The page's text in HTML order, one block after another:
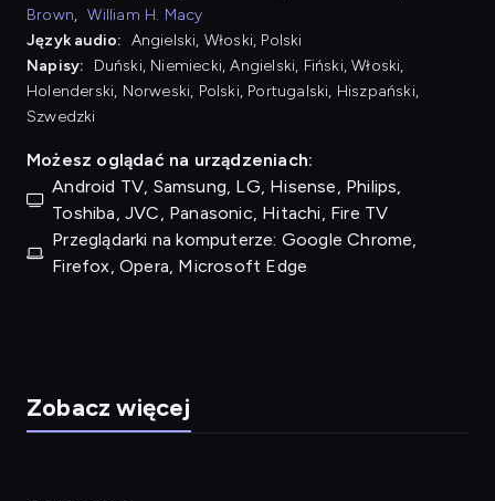
Brown, William H. Macy
Język audio: Angielski, Włoski, Polski
Napisy:
Duński, Niemiecki, Angielski, Fiński, Włoski,
Holenderski, Norweski, Polski, Portugalski, Hiszpański,
Szwedzki
Możesz oglądać na urządzeniach:
Android TV, Samsung, LG, Hisense, Philips,
Toshiba, JVC, Panasonic, Hitachi, Fire TV
Przeglądarki na komputerze: Google Chrome,
Firefox, Opera, Microsoft Edge
Zobacz więcej